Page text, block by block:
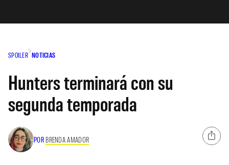
SPOILER NOTICIAS
Hunters terminará con su
segunda temporada
POR BRENDA AMADOR